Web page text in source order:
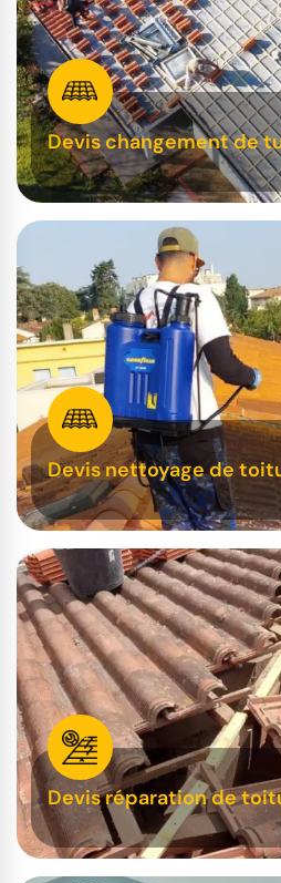
Devis changement de
Devis nettoyage de
Devis réparation de